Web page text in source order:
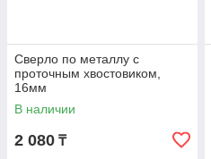
Сверло по металлу с
проточным хвостовиком,
16мм
В наличии
2 080 ₸